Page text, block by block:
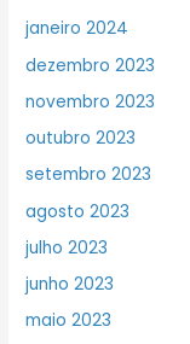
janeiro 2024
dezembro 2023
novembro 2023
outubro 2023
setembro 2023
agosto 2023
julho 2023
junho 2023
maio 2023